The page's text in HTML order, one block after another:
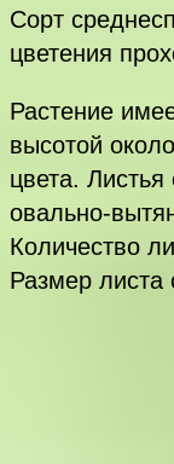
Сорт
цветения
Растение
высотой
цвета.
овально-
Количество
Размер листа